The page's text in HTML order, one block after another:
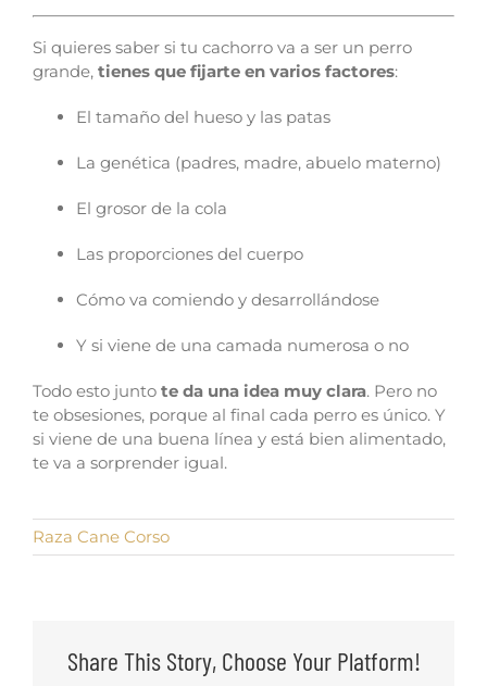
Si quieres saber si tu cachorro va a ser un perro
grande, tienes que fijarte en varios factores:
El tamaño del hueso y las patas
La genética (padres, madre, abuelo materno)
El grosor de la cola
Las proporciones del cuerpo
Cómo va comiendo y desarrollándose
Y si viene de una camada numerosa o no
Todo esto junto te da una idea muy clara. Pero no
te obsesiones, porque al final cada perro es único. Y
si viene de una buena línea y está bien alimentado,
te va a sorprender igual.
Raza Cane Corso
Share This Story, Choose Your Platform!